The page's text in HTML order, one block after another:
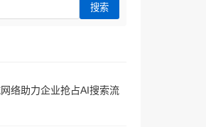
搜索
络助力企业抢占AI搜索流